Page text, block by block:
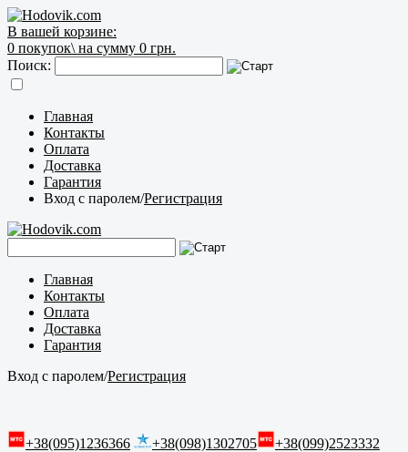
В вашей корзине:
0 покупок\ на сумму 0 грн.
Поиск:
Главная
Контакты
Оплата
Доставка
Гарантия
Вход с паролем/Регистрация
Главная
Контакты
Оплата
Доставка
Гарантия
Вход с паролем/Регистрация
+38(095)1236366 +38(098)1302705 +38(099)2523332